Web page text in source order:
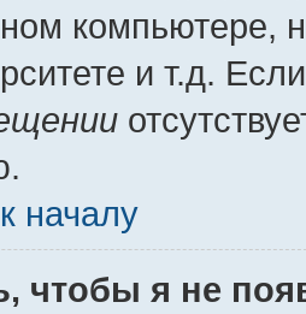
компьютере,
и т.д.
началу
чтобы я не